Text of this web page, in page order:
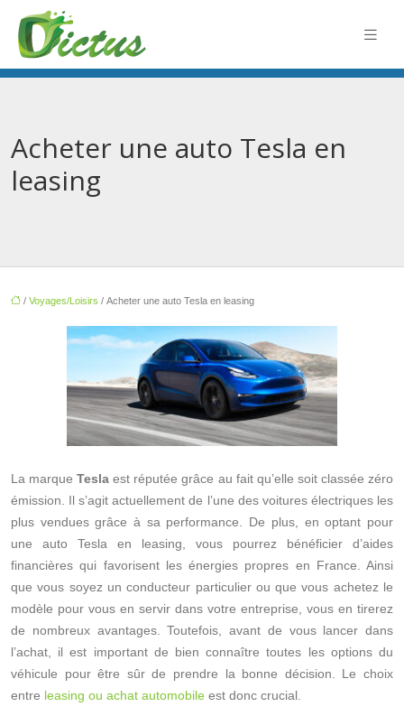
Acheter une auto Tesla en
leasing
/ Voyages/Loisirs / Acheter une auto Tesla en leasing
La marqueTesla est réputée grâce au fait qu’elle soit classée zéro
émission. Il s’agit actuellement de l’une des voitures électriques les
plus vendues grâce à sa performance. De plus, en optant pour
une auto Tesla en leasing, vous pourrez bénéficier d’aides
financières qui favorisent les énergies propres en France. Ainsi
que vous soyez un conducteur particulier ou que vous achetez le
modèle pour vous en servir dans votre entreprise, vous en tirerez
de nombreux avantages. Toutefois, avant de vous lancer dans
l’achat, il est important de bien connaître toutes les options du
véhicule pour être sûr de prendre la bonne décision. Le choix
entre leasing ou achat automobile est donc crucial.